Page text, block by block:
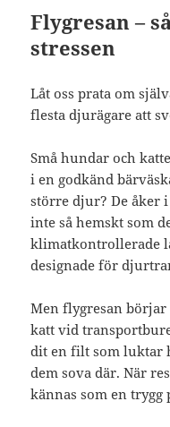
Flygresan –
stressen
Låt oss prata om
flesta djurägare att
Små hundar och
i en godkänd
större djur? De åker
inte så hemskt som
klimatkontrollerade
designade för
Men flygresan
katt vid
dit en filt som luktar
dem sova där. När
kännas som en trygg